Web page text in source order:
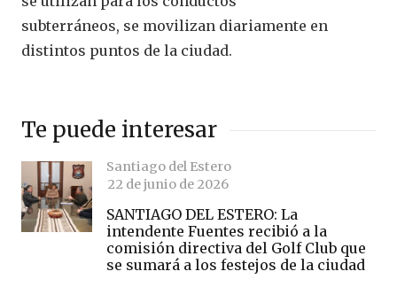
subterráneos, se movilizan diariamente en
distintos puntos de la ciudad.
Te puede interesar
Santiago del Estero
22 de junio de 2026
SANTIAGO DEL ESTERO: La
intendente Fuentes recibió a la
comisión directiva del Golf Club que
se sumará a los festejos de la ciudad